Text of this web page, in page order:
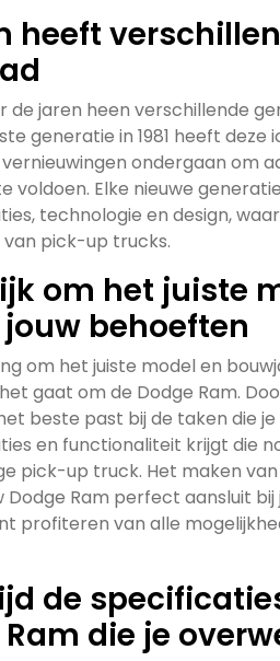
heeft
de jaren heen verschillende
generatie in 1981 heeft
ondergaan om
voldoen. Elke nieuwe
technologie en design,
pick-up trucks.
om het juiste
behoeften
om het juiste model en
gaat om de Dodge Ram.
beste past bij de taken die
en functionaliteit krijgt die
pick-up truck. Het maken
Ram perfect aansluit
profiteren van alle
de
die je